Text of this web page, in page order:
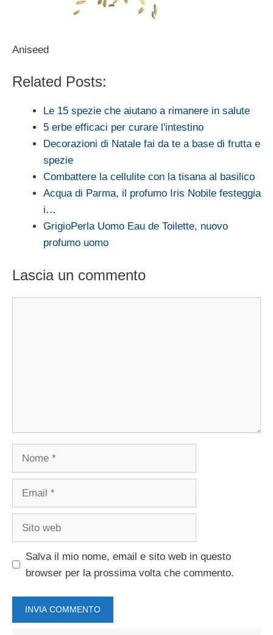
Aniseed
Related Posts:
Le 15 spezie che aiutano a rimanere in salute
5 erbe efficaci per curare l'intestino
Decorazioni di Natale fai da te a base di frutta e
spezie
Combattere la cellulite con la tisana al basilico
Acqua di Parma, il profumo Iris Nobile festeggia
i…
GrigioPerla Uomo Eau de Toilette, nuovo
profumo uomo
Lascia un commento
Salva il mio nome, email e sito web in questo
browser per la prossima volta che commento.